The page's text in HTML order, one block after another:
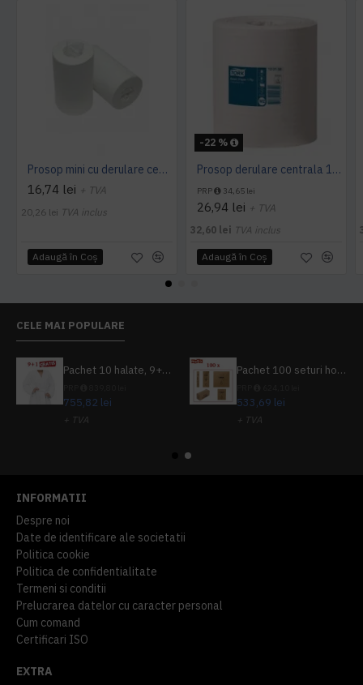
Prosop mini cu derulare centrala 1 pliu, 120 m Tork
16,74 lei + TVA
20,26 lei TVA inclus
Adaugă în Coş
-22 %
Prosop derulare centrala 1 pliu, 300 m Tork
PRP 34,65 lei
26,94 lei + TVA
32,60 lei TVA inclus
Adaugă în Coş
CELE MAI POPULARE
Pachet 10 halate, 9+1 gratuit
755,82 lei
+ TVA
Pachet 100 seturi hoteliere, set dentar, set barbierit, casca de dus, pila unghii, set cusut
533,69 lei
+ TVA
INFORMATII
Despre noi
Date de identificare ale societatii
Politica cookie
Politica de confidentialitate
Termeni si conditii
Prelucrarea datelor cu caracter personal
Cum comand
Certificari ISO
EXTRA